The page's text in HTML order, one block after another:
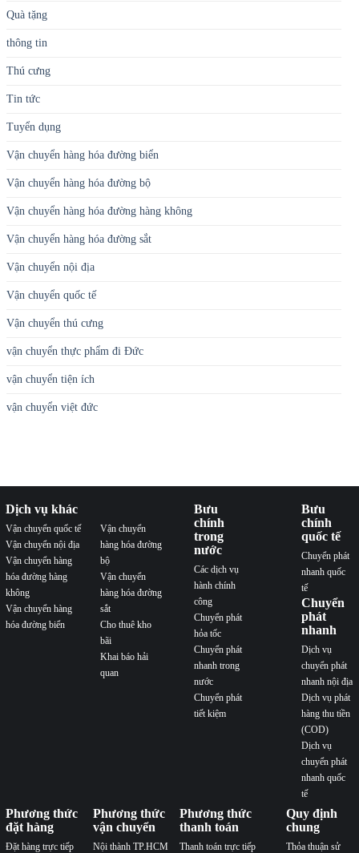
Quà tặng
thông tin
Thú cưng
Tin tức
Tuyển dụng
Vận chuyển hàng hóa đường biển
Vận chuyển hàng hóa đường bộ
Vận chuyển hàng hóa đường hàng không
Vận chuyển hàng hóa đường sắt
Vận chuyển nội địa
Vận chuyển quốc tế
Vận chuyển thú cưng
vận chuyển thực phẩm đi Đức
vận chuyển tiện ích
vận chuyển việt đức
Dịch vụ khác
Vận chuyển quốc tế
Vận chuyển nội địa
Vận chuyển hàng
hóa đường hàng
không
Vận chuyển hàng
hóa đường biển
Vận chuyển
hàng hóa đường
bộ
Vận chuyển
hàng hóa đường
sắt
Cho thuê kho
bãi
Khai báo hải
quan
Bưu
chính
trong
nước
Các dịch vụ
hành chính
công
Chuyển phát
hỏa tốc
Chuyển phát
nhanh trong
nước
Chuyển phát
tiết kiệm
Bưu
chính
quốc tế
Chuyển phát
nhanh quốc
tế
Chuyển
phát
nhanh
Dịch vụ
chuyển phát
nhanh nội địa
Dịch vụ phát
hàng thu tiền
(COD)
Dịch vụ
chuyển phát
nhanh quốc
tế
Phương thức
đặt hàng
Đặt hàng trực tiếp
Phương thức
vận chuyển
Nội thành TP.HCM
Phương thức
thanh toán
Thanh toán trực tiếp
Quy định
chung
Thỏa thuận sử